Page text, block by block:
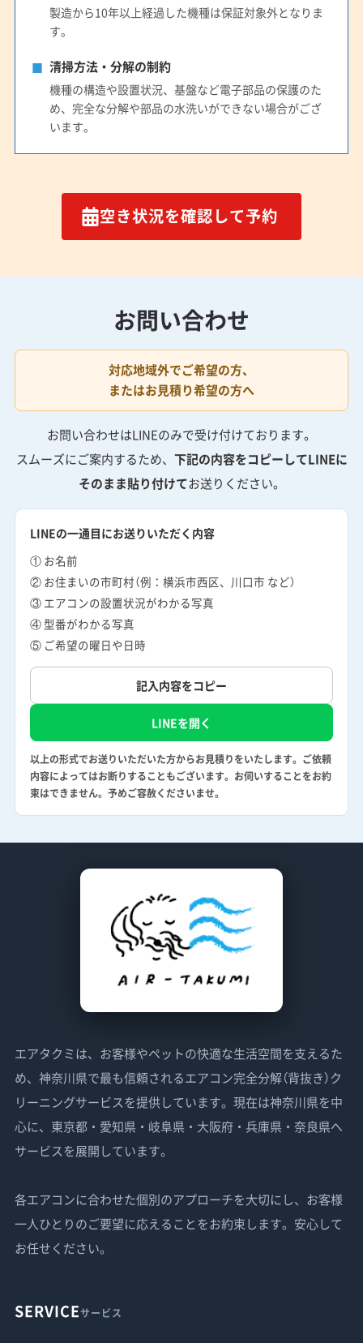
製造から10年以上経過した機種は保証対象外となりま
す。
清掃方法・分解の制約
機種の構造や設置状況、基盤など電子部品の保護のた
め、完全な分解や部品の水洗いができない場合がござ
います。
空き状況を確認して予約
お問い合わせ
対応地域外でご希望の方、
またはお見積り希望の方へ
お問い合わせはLINEのみで受け付けております。
スムーズにご案内するため、 下記の内容をコピーしてLINEに
そのまま貼り付けてお送りください。
LINEの一通目にお送りいただく内容
① お名前
② お住まいの市町村（例：横浜市西区、川口市 など）
③ エアコンの設置状況がわかる写真
④ 型番がわかる写真
⑤ ご希望の曜日や日時
記入内容をコピー
LINEを開く
以上の形式でお送りいただいた方からお見積りをいたします。ご依頼
内容によってはお断りすることもございます。お伺いすることをお約
束はできません。予めご容赦くださいませ。
エアタクミは、お客様やペットの快適な生活空間を支えるた
め、神奈川県で最も信頼されるエアコン完全分解（背抜き）ク
リーニングサービスを提供しています。現在は神奈川県を中
心に、東京都・愛知県・岐阜県・大阪府・兵庫県・奈良県へ
サービスを展開しています。
各エアコンに合わせた個別のアプローチを大切にし、お客様
一人ひとりのご要望に応えることをお約束します。安心して
お任せください。
SERVICEサービス